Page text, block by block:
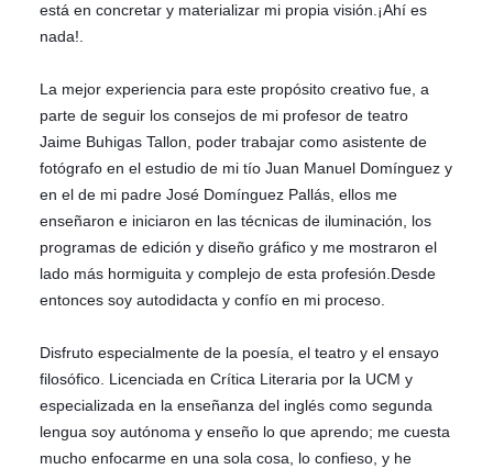
está en concretar y materializar mi propia visión.¡Ahí es
nada!.
La mejor experiencia para este propósito creativo fue, a
parte de seguir los consejos de mi profesor de teatro
Jaime Buhigas Tallon, poder trabajar como asistente de
fotógrafo en el estudio de mi tío Juan Manuel Domínguez y
en el de mi padre José Domínguez Pallás, ellos me
enseñaron e iniciaron en las técnicas de iluminación, los
programas de edición y diseño gráfico y me mostraron el
lado más hormiguita y complejo de esta profesión.Desde
entonces soy autodidacta y confío en mi proceso.
Disfruto especialmente de la poesía, el teatro y el ensayo
filosófico. Licenciada en Crítica Literaria por la UCM y
especializada en la enseñanza del inglés como segunda
lengua soy autónoma y enseño lo que aprendo; me cuesta
mucho enfocarme en una sola cosa, lo confieso, y he